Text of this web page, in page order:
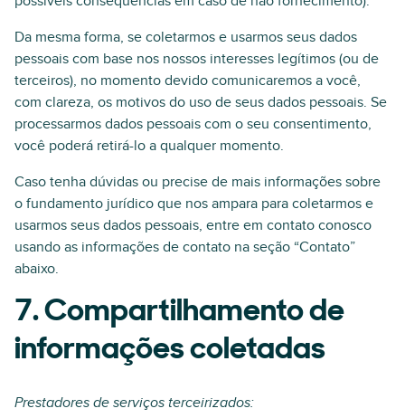
Da mesma forma, se coletarmos e usarmos seus dados
pessoais com base nos nossos interesses legítimos (ou de
terceiros), no momento devido comunicaremos a você,
com clareza, os motivos do uso de seus dados pessoais. Se
processarmos dados pessoais com o seu consentimento,
você poderá retirá-lo a qualquer momento.
Caso tenha dúvidas ou precise de mais informações sobre
o fundamento jurídico que nos ampara para coletarmos e
usarmos seus dados pessoais, entre em contato conosco
usando as informações de contato na seção “Contato”
abaixo.
7. Compartilhamento de
informações coletadas
Prestadores de serviços terceirizados: